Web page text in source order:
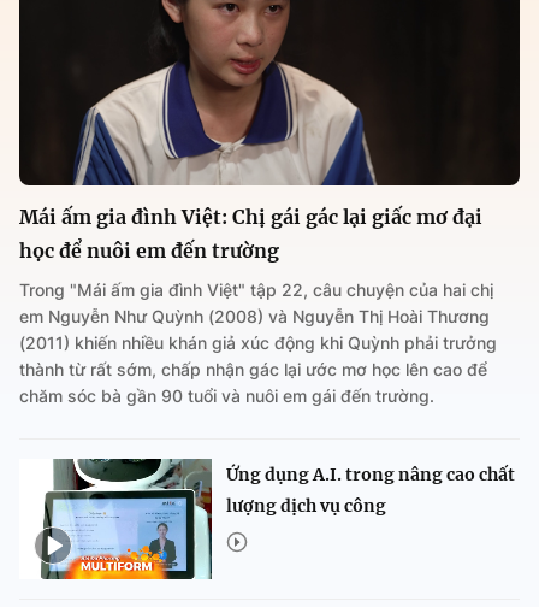
Mái ấm gia đình Việt: Chị gái gác lại giấc mơ đại
học để nuôi em đến trường
Trong "Mái ấm gia đình Việt" tập 22, câu chuyện của hai chị
em Nguyễn Như Quỳnh (2008) và Nguyễn Thị Hoài Thương
(2011) khiến nhiều khán giả xúc động khi Quỳnh phải trưởng
thành từ rất sớm, chấp nhận gác lại ước mơ học lên cao để
chăm sóc bà gần 90 tuổi và nuôi em gái đến trường.
Ứng dụng A.I. trong nâng cao chất
lượng dịch vụ công